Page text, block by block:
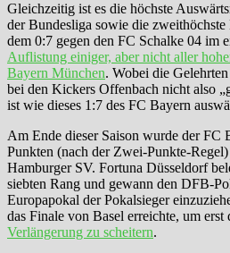
Gleichzeitig ist es die höchste
der Bundesliga sowie die
dem 0:7 gegen den FC Schalke 04 im
Auflistung einiger, aber nicht aller
Bayern München. Wobei die
bei den Kickers Offenbach nicht also
ist wie dieses 1:7 des FC Bayern
Am Ende dieser Saison wurde der FC
Punkten (nach der Zwei-Punkte-
Hamburger SV. Fortuna Düsseldorf
siebten Rang und gewann den DFB-
Europapokal der Pokalsieger
das Finale von Basel erreichte, um erst
Verlängerung zu scheitern.